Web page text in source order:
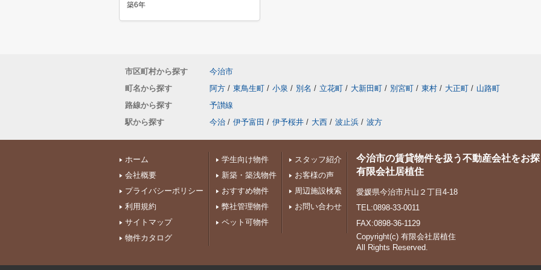
築6年
市区町村から探す
今治市
町名から探す
阿方 / 東鳥生町 / 小泉 / 別名 / 立花町 / 大新田町 / 別宮町 / 東村 / 大正町 / 山路町
路線から探す
予讃線
駅から探す
今治 / 伊予富田 / 伊予桜井 / 大西 / 波止浜 / 波方
ホーム
会社概要
プライバシーポリシー
利用規約
サイトマップ
物件カタログ
学生向け物件
新築・築浅物件
おすすめ物件
弊社管理物件
ペット可物件
スタッフ紹介
お客様の声
周辺施設検索
お問い合わせ
今治市の賃貸物件を扱う不動産会社をお
有限会社居植住
愛媛県今治市片山２丁目4-18
TEL:0898-33-0011
FAX:0898-36-1129
Copyright(c) 有限会社居植住
All Rights Reserved.